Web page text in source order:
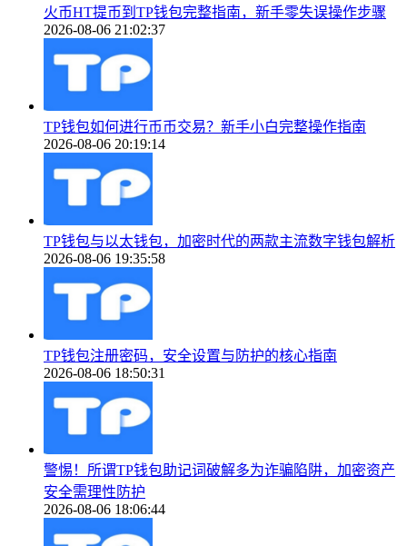
火币HT提币到TP钱包完整指南，新手零失误操作步骤
2026-08-06 21:02:37
TP钱包如何进行币币交易？新手小白完整操作指南
2026-08-06 20:19:14
TP钱包与以太钱包，加密时代的两款主流数字钱包解析
2026-08-06 19:35:58
TP钱包注册密码，安全设置与防护的核心指南
2026-08-06 18:50:31
警惕！所谓TP钱包助记词破解多为诈骗陷阱，加密资产
安全需理性防护
2026-08-06 18:06:44